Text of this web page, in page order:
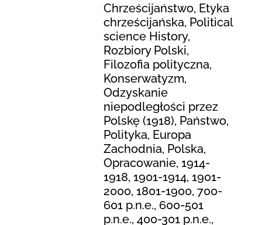
Chrześcijaństwo, Etyka
chrześcijańska, Political
science History,
Rozbiory Polski,
Filozofia polityczna,
Konserwatyzm,
Odzyskanie
niepodległości przez
Polskę (1918), Państwo,
Polityka, Europa
Zachodnia, Polska,
Opracowanie, 1914-
1918, 1901-1914, 1901-
2000, 1801-1900, 700-
601 p.n.e., 600-501
p.n.e., 400-301 p.n.e.,